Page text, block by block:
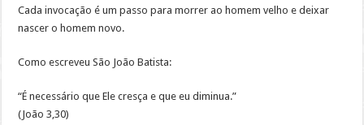
Cada invocação é um passo para morrer ao homem velho e deixar
nascer o homem novo.
Como escreveu São João Batista:
“É necessário que Ele cresça e que eu diminua.”
(João 3,30)